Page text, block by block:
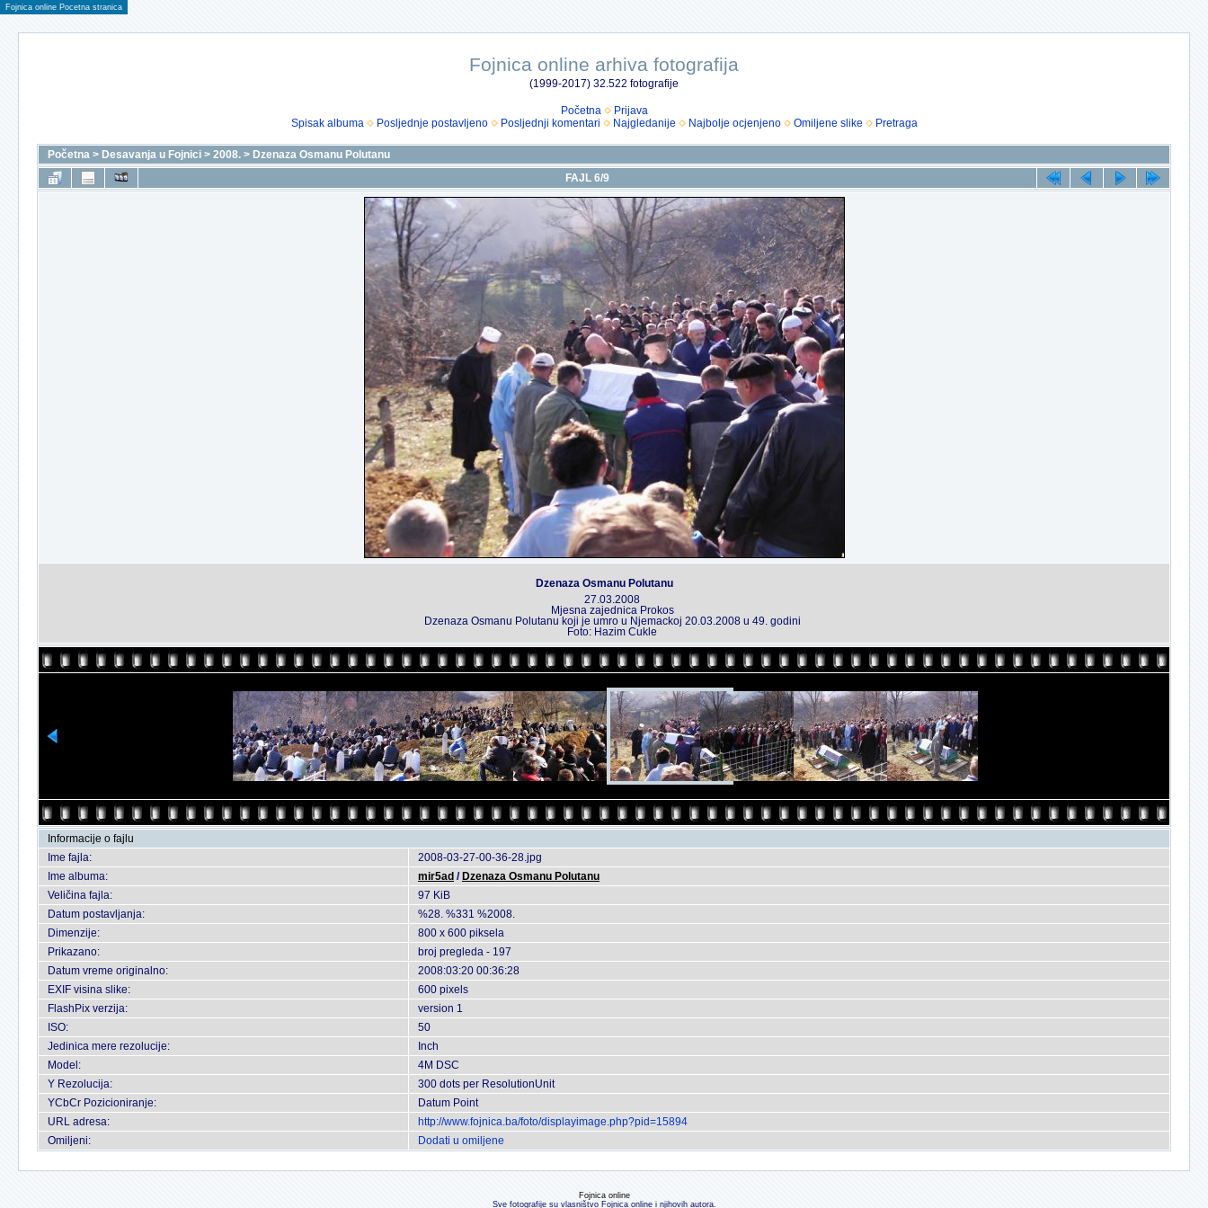
Fojnica online Pocetna stranica
Fojnica online arhiva fotografija
(1999-2017) 32.522 fotografije
Početna
Prijava
Spisak albuma
Posljednje postavljeno Posljednji komentari Najgledanije Najbolje ocjenjeno Omiljene slike Pretraga
Početna > Desavanja u Fojnici > 2008. > Dzenaza Osmanu Polutanu
FAJL 6/9
Dzenaza Osmanu Polutanu
27.03.2008
Mjesna zajednica Prokos
Dzenaza Osmanu Polutanu koji je umro u Njemackoj 20.03.2008 u 49. godini
Foto: Hazim Cukle
Informacije o fajlu
Ime fajla:
2008-03-27-00-36-28.jpg
Ime albuma:
mir5ad / Dzenaza Osmanu Polutanu
Veličina fajla:
97 KiB
Datum postavljanja:
%28. %331 %2008.
Dimenzije:
800 x 600 piksela
Prikazano:
broj pregleda - 197
Datum vreme originalno:
2008:03:20 00:36:28
EXIF visina slike:
600 pixels
FlashPix verzija:
version 1
ISO:
50
Jedinica mere rezolucije:
Inch
Model:
4M DSC
Y Rezolucija:
300 dots per ResolutionUnit
YCbCr Pozicioniranje:
Datum Point
URL adresa:
http://www.fojnica.ba/foto/displayimage.php?pid=15894
Omiljeni:
Dodati u omiljene
Fojnica online
Sve fotografije su vlasništvo Fojnica online i njihovih autora.